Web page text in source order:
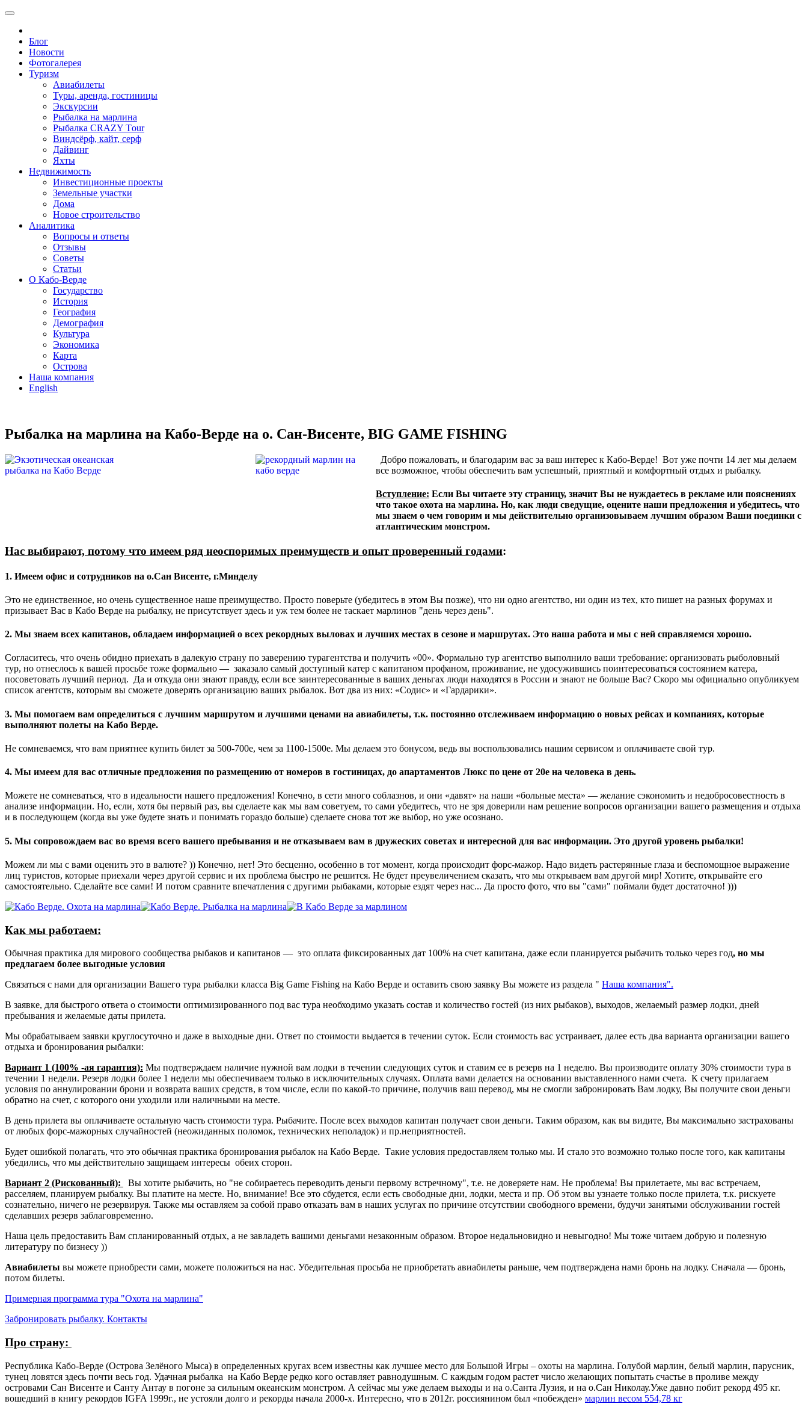
Блог
Новости
Фотогалерея
Туризм
Авиабилеты
Туры, аренда, гостиницы
Экскурсии
Рыбалка на марлина
Рыбалка CRAZY Тour
Виндсёрф, кайт, серф
Дайвинг
Яхты
Недвижимость
Инвестиционные проекты
Земельные участки
Дома
Новое строительство
Аналитика
Вопросы и ответы
Отзывы
Советы
Статьи
О Кабо-Верде
Государство
История
География
Демография
Культура
Экономика
Карта
Острова
Наша компания
English
Рыбалка на марлина на Кабо-Верде на о. Сан-Висенте, BIG GAME FISHING
Добро пожаловать, и благодарим вас за ваш интерес к Кабо-Верде! Вот уже почти 14 лет мы делаем
все возможное, чтобы обеспечить вам успешный, приятный и комфортный отдых и рыбалку.
Вступление: Если Вы читаете эту страницу, значит Вы не нуждаетесь в рекламе или пояснениях
что такое охота на марлина. Но, как люди сведущие, оцените наши предложения и убедитесь, что
мы знаем о чем говорим и мы действительно организовываем лучшим образом Ваши поединки с
атлантическим монстром.
Нас выбирают, потому что имеем ряд неоспоримых преимуществ и опыт проверенный годами:
1. Имеем офис и сотрудников на о.Сан Висенте, г.Минделу
Это не единственное, но очень существенное наше преимущество. Просто поверьте (убедитесь в этом Вы позже), что ни одно агентство, ни один из тех, кто пишет на разных форумах и
призывает Вас в Кабо Верде на рыбалку, не присутствует здесь и уж тем более не таскает марлинов "день через день".
2. Мы знаем всех капитанов, обладаем информацией о всех рекордных выловах и лучших местах в сезоне и маршрутах. Это наша работа и мы с ней справляемся хорошо.
Согласитесь, что очень обидно приехать в далекую страну по заверению турагентства и получить «00». Формально тур агентство выполнило ваши требование: организовать рыболовный
тур, но отнеслось к вашей просьбе тоже формально — заказало самый доступный катер с капитаном профаном, проживание, не удосужившись поинтересоваться состоянием катера,
посоветовать лучший период. Да и откуда они знают правду, если все заинтересованные в ваших деньгах люди находятся в России и знают не больше Вас? Скоро мы официально опубликуем
список агентств, которым вы сможете доверять организацию ваших рыбалок. Вот два из них: «Содис» и «Гардарики».
3. Мы помогаем вам определиться с лучшим маршрутом и лучшими ценами на авиабилеты, т.к. постоянно отслеживаем информацию о новых рейсах и компаниях, которые
выполняют полеты на Кабо Верде.
Не сомневаемся, что вам приятнее купить билет за 500-700е, чем за 1100-1500е. Мы делаем это бонусом, ведь вы воспользовались нашим сервисом и оплачиваете свой тур.
4. Мы имеем для вас отличные предложения по размещению от номеров в гостиницах, до апартаментов Люкс по цене от 20е на человека в день.
Можете не сомневаться, что в идеальности нашего предложения! Конечно, в сети много соблазнов, и они «давят» на наши «больные места» — желание сэкономить и недобросовестность в
анализе информации. Но, если, хотя бы первый раз, вы сделаете как мы вам советуем, то сами убедитесь, что не зря доверили нам решение вопросов организации вашего размещения и отдыха
и в последующем (когда вы уже будете знать и понимать гораздо больше) сделаете снова тот же выбор, но уже осознано.
5. Мы сопровождаем вас во время всего вашего пребывания и не отказываем вам в дружеских советах и интересной для вас информации. Это другой уровень рыбалки!
Можем ли мы с вами оценить это в валюте? )) Конечно, нет! Это бесценно, особенно в тот момент, когда происходит форс-мажор. Надо видеть растерянные глаза и беспомощное выражение
лиц туристов, которые приехали через другой сервис и их проблема быстро не решится. Не будет преувеличением сказать, что мы открываем вам другой мир! Хотите, открывайте его
самостоятельно. Сделайте все сами! И потом сравните впечатления с другими рыбаками, которые ездят через нас... Да просто фото, что вы "сами" поймали будет достаточно! )))
Как мы работаем:
Обычная практика для мирового сообщества рыбаков и капитанов — это оплата фиксированных дат 100% на счет капитана, даже если планируется рыбачить только через год, но мы
предлагаем более выгодные условия
Связаться с нами для организации Вашего тура рыбалки класса Big Game Fishing на Кабо Верде и оставить свою заявку Вы можете из раздела " Наша компания".
В заявке, для быстрого ответа о стоимости оптимизированного под вас тура необходимо указать состав и количество гостей (из них рыбаков), выходов, желаемый размер лодки, дней
пребывания и желаемые даты прилета.
Мы обрабатываем заявки круглосуточно и даже в выходные дни. Ответ по стоимости выдается в течении суток. Если стоимость вас устраивает, далее есть два варианта организации вашего
отдыха и бронирования рыбалки:
Вариант 1 (100% -ая гарантия): Мы подтверждаем наличие нужной вам лодки в течении следующих суток и ставим ее в резерв на 1 неделю. Вы производите оплату 30% стоимости тура в
течении 1 недели. Резерв лодки более 1 недели мы обеспечиваем только в исключительных случаях. Оплата вами делается на основании выставленного нами счета. К счету прилагаем
условия по аннулировании брони и возврата ваших средств, в том числе, если по какой-то причине, получив ваш перевод, мы не смогли забронировать Вам лодку, Вы получите свои деньги
обратно на счет, с которого они уходили или наличными на месте.
В день прилета вы оплачиваете остальную часть стоимости тура. Рыбачите. После всех выходов капитан получает свои деньги. Таким образом, как вы видите, Вы максимально застрахованы
от любых форс-мажорных случайностей (неожиданных поломок, технических неполадок) и пр.неприятностей.
Будет ошибкой полагать, что это обычная практика бронирования рыбалок на Кабо Верде. Такие условия предоставляем только мы. И стало это возможно только после того, как капитаны
убедились, что мы действительно защищаем интересы обеих сторон.
Вариант 2 (Рискованный):
Вы хотите рыбачить, но "не собираетесь переводить деньги первому встречному", т.е. не доверяете нам. Не проблема! Вы прилетаете, мы вас встречаем,
расселяем, планируем рыбалку. Вы платите на месте. Но, внимание! Все это сбудется, если есть свободные дни, лодки, места и пр. Об этом вы узнаете только после прилета, т.к. рискуете
сознательно, ничего не резервируя. Также мы оставляем за собой право отказать вам в наших услугах по причине отсутствии свободного времени, будучи занятыми обслуживании гостей
сделавших резерв заблаговременно.
Наша цель предоставить Вам спланированный отдых, а не завладеть вашими деньгами незаконным образом. Второе недальновидно и невыгодно! Мы тоже читаем добрую и полезную
литературу по бизнесу ))
Авиабилеты вы можете приобрести сами, можете положиться на нас. Убедительная просьба не приобретать авиабилеты раньше, чем подтверждена нами бронь на лодку. Сначала — бронь,
потом билеты.
Примерная программа тура "Охота на марлина"
Забронировать рыбалку. Контакты
Про страну:
Республика Кабо-Верде (Острова Зелёного Мыса) в определенных кругах всем известны как лучшее место для Большой Игры – охоты на марлина. Голубой марлин, белый марлин, парусник,
тунец ловятся здесь почти весь год. Удачная рыбалка на Кабо Верде редко кого оставляет равнодушным. С каждым годом растет число желающих попытать счастье в проливе между
островами Сан Висенте и Санту Антау в погоне за сильным океанским монстром. А сейчас мы уже делаем выходы и на о.Санта Лузия, и на о.Сан Николау.Уже давно побит рекорд 495 кг.
вошедший в книгу рекордов IGFA 1999г., не устояли долго и рекорды начала 2000-х. Интересно, что в 2012г. россиянином был «побежден» марлин весом 554,78 кг